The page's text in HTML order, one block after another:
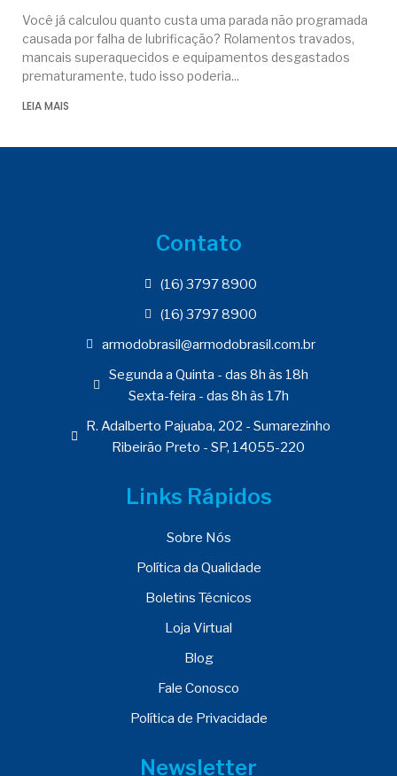
Você já calculou quanto custa uma parada não programada
causada por falha de lubrificação? Rolamentos travados,
mancais superaquecidos e equipamentos desgastados
prematuramente, tudo isso poderia
LEIA MAIS
Contato
(16) 3797 8900
(16) 3797 8900
armodobrasil@armodobrasil.com.br
Segunda a Quinta - das 8h às 18h
Sexta-feira - das 8h às 17h
R. Adalberto Pajuaba, 202 - Sumarezinho
Ribeirão Preto - SP, 14055-220
Links Rápidos
Sobre Nós
Política da Qualidade
Boletins Técnicos
Loja Virtual
Blog
Fale Conosco
Política de Privacidade
Newsletter